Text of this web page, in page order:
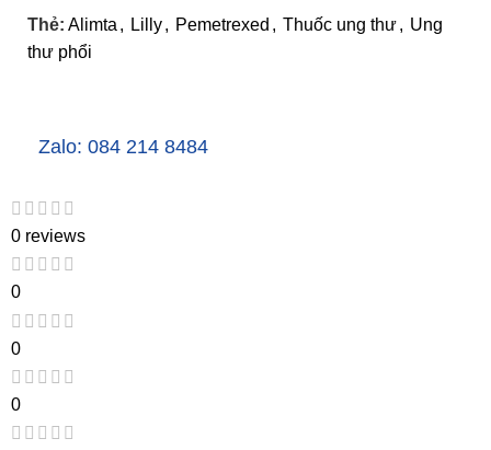
Thẻ: Alimta , Lilly, Pemetrexed , Thuốc ung thư, Ung
thư phổi
Zalo: 084 214 8484
0 reviews
0
0
0